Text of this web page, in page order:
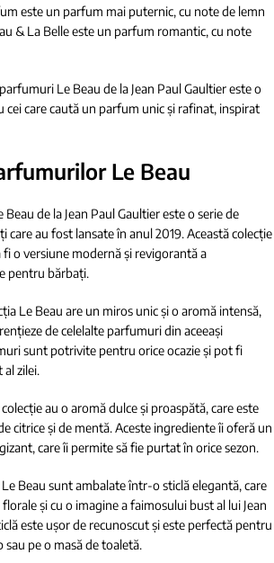
este un parfum mai puternic, cu note de lemn
& La Belle este un parfum romantic, cu note
Le Beau de la Jean Paul Gaultier este o
cei care caută un parfum unic și rafinat, inspirat
Le Beau
de la Jean Paul Gaultier este o serie de
au fost lansate în anul 2019. Această colecție
o versiune modernă și revigorantă a
pentru bărbați.
Le Beau are un miros unic și o aromă intensă,
de celelalte parfumuri din aceeași
sunt potrivite pentru orice ocazie și pot fi
zilei.
au o aromă dulce și proaspătă, care este
citrice și de mentă. Aceste ingrediente îi oferă un
care îi permite să fie purtat în orice sezon.
Beau sunt ambalate într-o sticlă elegantă, care
și cu o imagine a faimosului bust al lui Jean
este ușor de recunoscut și este perfectă pentru
pe o masă de toaletă.